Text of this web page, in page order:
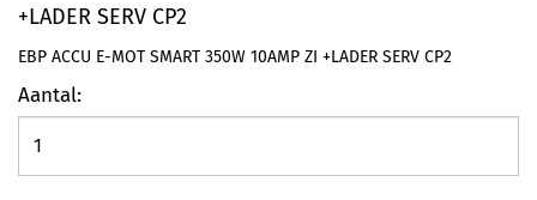
+LADER SERV CP2
EBP ACCU E-MOT SMART 350W 10AMP ZI +LADER SERV CP2
Aantal: